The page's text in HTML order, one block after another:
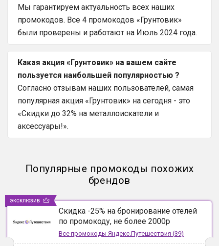
Мы гарантируем актуальность всех наших
промокодов. Все 4 промокодов «Грунтовик»
были проверены и работают на Июль 2024 года.
Какая акция «Грунтовик» на вашем сайте
пользуется наибольшей популярностью ?
Согласно отзывам наших пользователей, самая
популярная акция «Грунтовик» на сегодня - это
«Скидки до 32% на металлоискатели и
аксессуары!».
Популярные промокоды похожих
брендов
Скидка -25% на бронирование отелей
по промокоду, не более 2000р
Все промокоды Яндекс.Путешествия (39)
эксклюзив